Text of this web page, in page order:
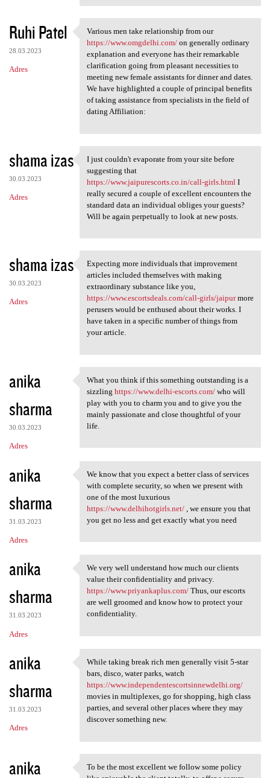
Ruhi Patel
28.03.2023
Adres
Various men take relationship
Various men take relationship from our
https://www.omgdelhi.com/on generally ordinary
explanation and everyone has their remarkable
clarification going from pleasant necessities to
meeting new female assistants for dinner and dates.
We have highlighted a couple of principal benefits
of taking assistance from specialists in the field of
dating Affiliation:
shama izas
30.03.2023
Adres
I just couldn't evaporate
I just couldn't evaporate from your site before
suggesting that
https://www.jaipurescorts.co.in/call-girls.html I
really secured a couple of excellent encounters the
standard data an individual obliges your guests?
Will be again perpetually to look at new posts.
shama izas
30.03.2023
Adres
Expecting more individuals
Expecting more individuals that improvement
articles included themselves with making
extraordinary substance like you,
https://www.escortsdeals.com/call-girls/jaipurmore
perusers would be enthused about their works. I
have taken in a specific number of things from
your article.
anika
sharma
30.03.2023
Adres
What you think if this
What you think if this something outstanding is a
sizzling https://www.delhi-escorts.com/who will
play with you to charm you and to give you the
mainly passionate and close thoughtful of your
life.
anika
sharma
31.03.2023
Adres
We know that you expect a
We know that you expect a better class of services
with complete security, so when we present with
one of the most luxurious
https://www.delhihotgirls.net/, we ensure you that
you get no less and get exactly what you need
anika
sharma
31.03.2023
Adres
We very well understand how
We very well understand how much our clients
value their confidentiality and privacy.
https://www.priyankaplus.com/Thus, our escorts
are well groomed and know how to protect your
confidentiality.
anika
sharma
31.03.2023
Adres
While taking break rich men
While taking break rich men generally visit 5-star
bars, disco, water parks, watch
https://www.independentescortsinnewdelhi.org/
movies in multiplexes, go for shopping, high class
parties, and several other places where they may
discover something new.
anika
To be the most excellent we follow some policy